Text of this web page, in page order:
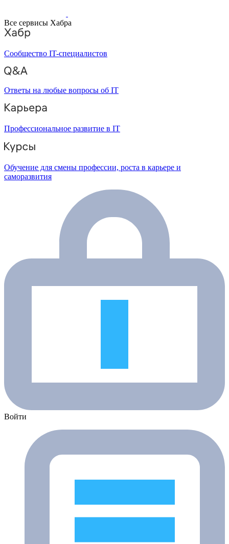
Все сервисы Хабра
Сообщество IT-специалистов
Ответы на любые вопросы об IT
Профессиональное развитие в IT
Обучение для смены профессии, роста в карьере и
саморазвития
Войти